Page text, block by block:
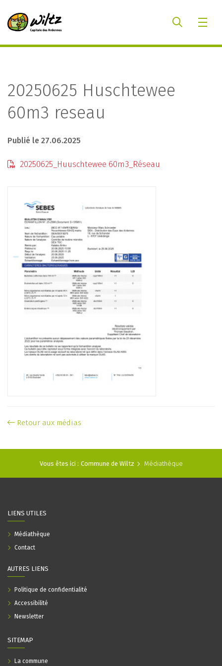
20250625 Huschtewee
60m3 reseau
Publié le 27.06.2025
20250625_Huuschtewee 60m3_Réseau
Retour aux médias
Vous êtes ici : Commune de Wiltz Médiathèque
SITEMAP
La commune
LIENS UTILES
Médiathèque
Contact
AUTRES LIENS
Politique de confidentialité
Accessibilité
Newsletter